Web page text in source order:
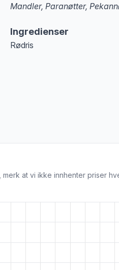
Mandler, Paranøtter,
at denne informasjonen er
Ingredienser
Rødris
at vi ikke innhenter priser